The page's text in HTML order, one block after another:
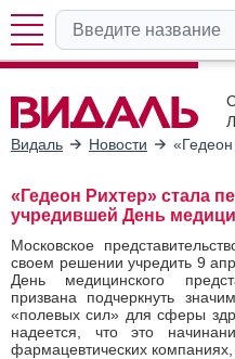
Видаль
Новости
«Гедеон Рихтер» стала
учредившей День
Московское
своем решении учредить 9
День медицинского
призвана подчеркнуть
«полевых сил» для сферы
надеется, что это
фармацевтических